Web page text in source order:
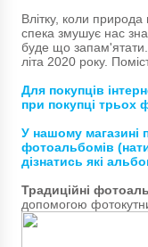
Влітку, коли
спека змушує нас
буде що запам'ятати.
літа 2020 року.
Для покупців
при покупці трьох
У нашому магазині
фотоальбомів
дізнатись які
Традиційні
допомогою